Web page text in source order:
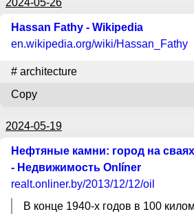
Hassan Fathy - Wikipedia
en.wikipedia.org/wiki/Hassan_Fathy
# architecture
Copy
2024-05-19
Нефтяные камни: город на
- Недвижимость Onlíner
realt.onliner.by/2013/12/12/oil
В конце 1940-х годов в 100